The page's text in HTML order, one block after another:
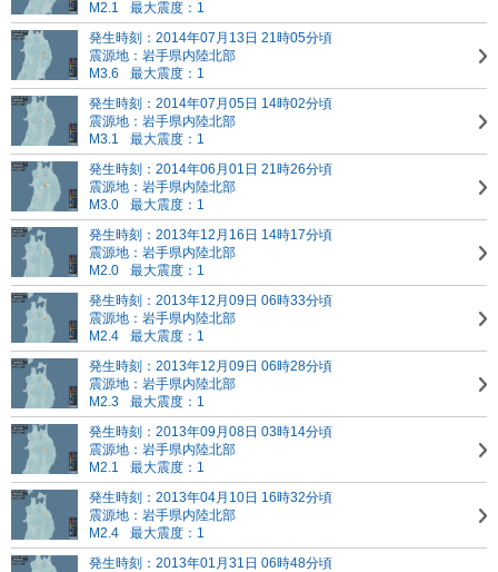
M2.1
最大震度：1
発生時刻：2014年07月13日 21時05分頃
震源地：岩手県内陸北部
M3.6
最大震度：1
発生時刻：2014年07月05日 14時02分頃
震源地：岩手県内陸北部
M3.1
最大震度：1
発生時刻：2014年06月01日 21時26分頃
震源地：岩手県内陸北部
M3.0
最大震度：1
発生時刻：2013年12月16日 14時17分頃
震源地：岩手県内陸北部
M2.0
最大震度：1
発生時刻：2013年12月09日 06時33分頃
震源地：岩手県内陸北部
M2.4
最大震度：1
発生時刻：2013年12月09日 06時28分頃
震源地：岩手県内陸北部
M2.3
最大震度：1
発生時刻：2013年09月08日 03時14分頃
震源地：岩手県内陸北部
M2.1
最大震度：1
発生時刻：2013年04月10日 16時32分頃
震源地：岩手県内陸北部
M2.4
最大震度：1
発生時刻：2013年01月31日 06時48分頃